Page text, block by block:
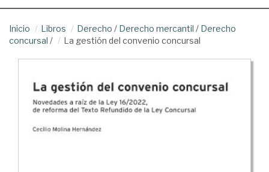
Inicio Libros Derecho / Derecho mercantil / Derecho
concursal / La gestión del convenio concursal